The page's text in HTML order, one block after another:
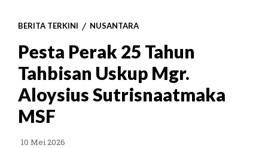
BERITA TERKINI NUSANTARA
Pesta Perak 25 Tahun
Tahbisan Uskup Mgr.
Aloysius Sutrisnaatmaka
MSF
10 Mei 2026